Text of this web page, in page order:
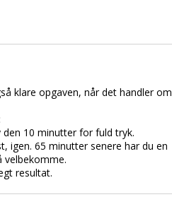
klare opgaven, når det handler om
10 minutter for fuld tryk.
igen. 65 minutter senere har du en
velbekomme.
resultat.